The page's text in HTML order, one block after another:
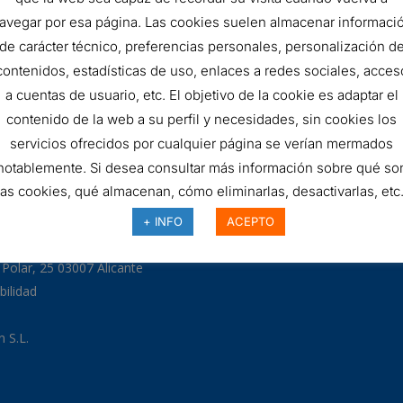
FILTRO
HIDRÁULICO
AÑADIR AL
SKU: DMD087E10B
25 03007 Alicante
S.L.
por esa página. Las cookies suelen almacenar
carácter técnico, preferencias personales, personalización de
estadísticas de uso, enlaces a redes sociales,
a cuentas de usuario, etc. El objetivo de la cookie es adaptar el
contenido de la web a su perfil y necesidades, sin cookies los
servicios ofrecidos por cualquier página se verían mermados
Si desea consultar más información sobre qué
cookies, qué almacenan, cómo eliminarlas, desactivarlas,
+ INFO ACEPTO